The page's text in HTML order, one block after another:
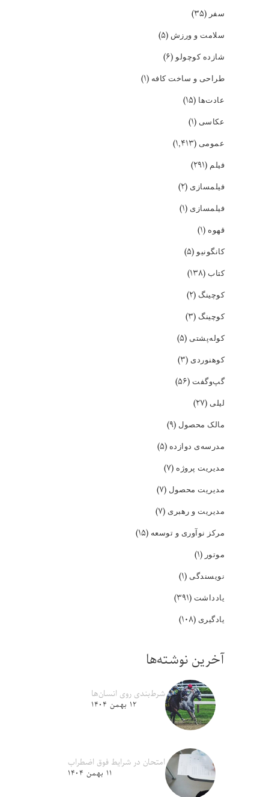
سفر (۳۵)
سلامت و ورزش (۵)
شازده کوچولو(۶)
طراحی و ساخت کافه (۱)
عادت‌ها (۱۵)
عکاسی (۱)
عمومی (۱,۴۱۳)
فیلم (۲۹۱)
فیلمسازی (۲)
فیلمسازی (۱)
قهوه (۱)
کانگونیو(۵)
کتاب (۱۳۸)
کوچینگ (۲)
کوچینگ (۳)
کوله‌پشتی (۵)
کوهنوردی (۳)
گپ‌و‌گفت (۵۶)
لیلی (۲۷)
مالک محصول (۹)
مدرسه‌ی دوازده (۵)
مدیریت پروژه (۷)
مدیریت محصول (۷)
مدیریت و رهبری (۷)
مرکز نوآوری و توسعه (۱۵)
موتور (۱)
نویسندگی (۱)
یادداشت (۳۹۱)
یادگیری (۱۰۸)
آخرین نوشته‌ها
شرط‌بندی روی انسان‌ها
۱۲ بهمن ۱۴۰۴
امتحان در شرایط فوق اضطراب
۱۱ بهمن ۱۴۰۴